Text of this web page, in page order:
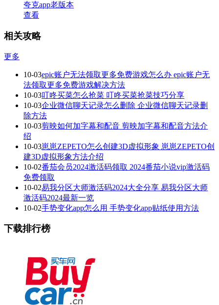
夸克app老版本
查看
相关攻略
更多
10-03epic账户无法领取更多免费游戏怎么办 epic账户无
法领取更多免费游戏解决方法
10-03叮咚买菜怎么抢菜 叮咚买菜抢菜技巧分享
10-03企业微信聊天记录怎么删除 企业微信聊天记录删
除方法
10-03剪映如何加字幕和配音 剪映加字幕和配音方法介
绍
10-03崽崽ZEPETO怎么创建3D虚拟形象 崽崽ZEPETO创
建3D虚拟形象方法介绍
10-02番茄会员2024激活码领取 2024番茄小说vip激活码
免费领取
10-02易我分区大师激活码2024大全分享 易我分区大师
激活码2024最新一览
10-02手势变化app怎么用 手势变化app贴纸使用方法
下载排行榜